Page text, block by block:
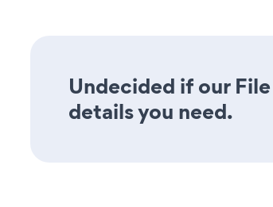
Undecided if our
details you need.